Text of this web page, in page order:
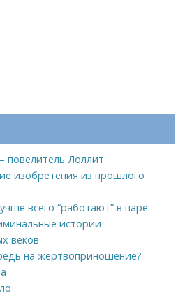
Лоллит
изобретения из прошлого
всего “работают” в паре
истории
веков
на жертвоприношение?